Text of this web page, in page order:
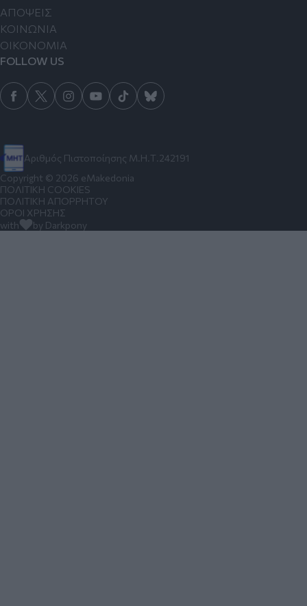
Αριθμός Πιστοποίησης Μ.Η.Τ.242191
ΑΠΟΨΕΙΣ
ΚΟΙΝΩΝΙΑ
ΟΙΚΟΝΟΜΙΑ
FOLLOW US
Copyright © 2026 eMakedonia
ΠΟΛΙΤΙΚΗ COOKIES
ΠΟΛΙΤΙΚΗ ΑΠΟΡΡΗΤΟΥ
ΟΡΟΙ ΧΡΗΣΗΣ
with
by Darkpony